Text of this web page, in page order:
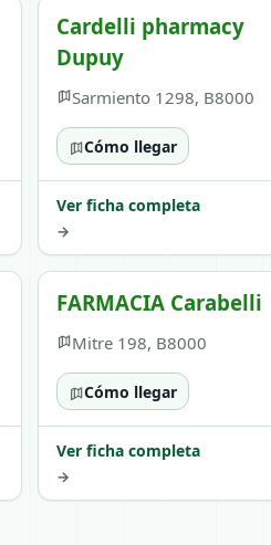
Cardelli pharmacy
Dupuy
Sarmiento 1298, B8000
Cómo llegar
Ver ficha completa
→
FARMACIA Carabelli
Mitre 198, B8000
Cómo llegar
Ver ficha completa
→